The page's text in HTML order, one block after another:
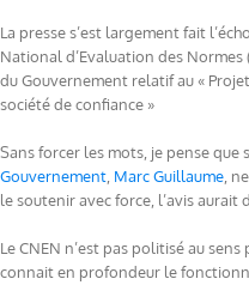
La presse s’est largement fait
National d’Evaluation des
du Gouvernement relatif au «
société de confiance »
Sans forcer les mots, je pense que
Gouvernement Marc Guillaume ,
le soutenir avec force, l’avis aurait
Le CNEN n’est pas politisé au
connait en profondeur le